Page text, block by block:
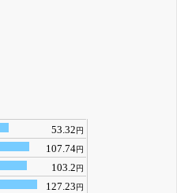
53.32円
107.74円
103.2円
127.23円